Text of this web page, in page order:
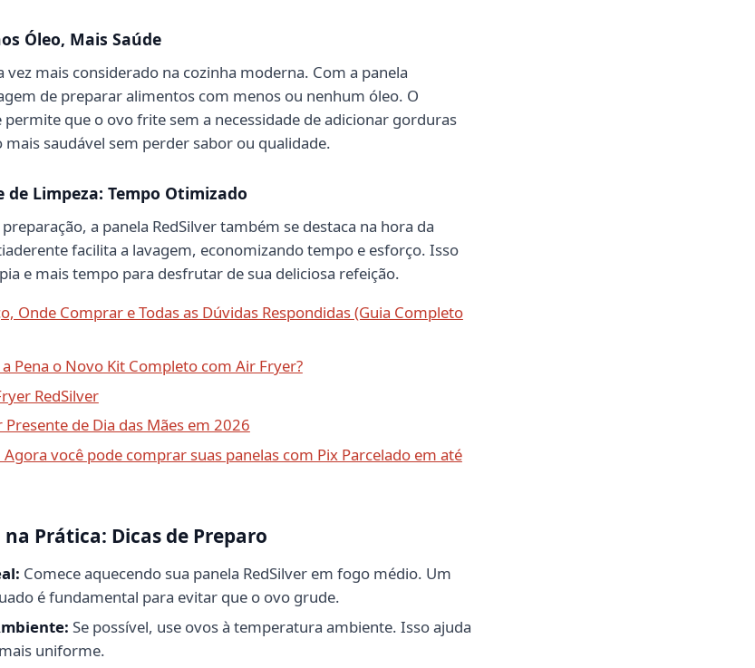
Óleo, Mais Saúde
vez mais considerado na cozinha moderna. Com a panela
de preparar alimentos com menos ou nenhum óleo. O
que o ovo frite sem a necessidade de adicionar gorduras
saudável sem perder sabor ou qualidade.
de Limpeza: Tempo Otimizado
a panela RedSilver também se destaca na hora da
facilita a lavagem, economizando tempo e esforço. Isso
e mais tempo para desfrutar de sua deliciosa refeição.
Onde Comprar e Todas as Dúvidas Respondidas (Guia Completo
a Pena o Novo Kit Completo com Air Fryer?
RedSilver
Presente de Dia das Mães em 2026
você pode comprar suas panelas com Pix Parcelado em até
Prática: Dicas de Preparo
Comece aquecendo sua panela RedSilver em fogo médio. Um
é fundamental para evitar que o ovo grude.
Se possível, use ovos à temperatura ambiente. Isso ajuda
uniforme.